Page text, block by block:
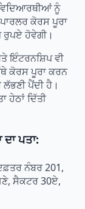
ਨੂੰ
ਕੋਰਸ ਪੂਰਾ
ਹੋਵੇਗੀ।
ਇੰਟਰਨਸ਼ਿਪ ਵੀ
ਕੋਰਸ ਪੂਰਾ ਕਰਨ
ਪੈਂਦੀ ਹੈ।
ਹੇਠਾਂ ਦਿੱਤੀ
ਪਤਾ:
ਨੰਬਰ 201,
ਸੈਕਟਰ 30ਏ,